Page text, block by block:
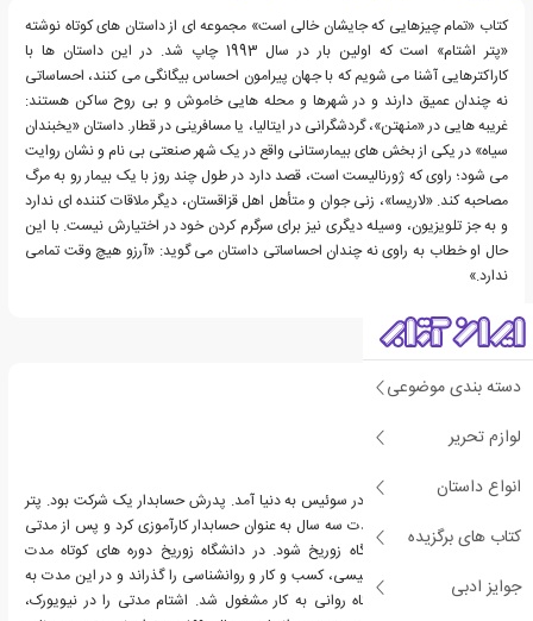
دسته بندی موضوعی
لوازم تحریر
انواع داستان
کتاب های برگزیده
جوایز ادبی
کتاب «تمام چیزهایی که جایشان خالی است» مجموعه ای از داستان های کوتاه نوشته
«پتر اشتام» است که اولین بار در سال 1993 چاپ شد. در این داستان ها با
کاراکترهایی آشنا می شویم که با جهان پیرامون احساس بیگانگی می کنند، احساساتی
نه چندان عمیق دارند و در شهرها و محله هایی خاموش و بی روح ساکن هستند:
غریبه هایی در «منهتن»، گردشگرانی در ایتالیا، یا مسافرینی در قطار. داستان «یخبندان
سیاه» در یکی از بخش های بیمارستانی واقع در یک شهر صنعتی بی نام و نشان روایت
می شود؛ راوی که ژورنالیست است، قصد دارد در طول چند روز با یک بیمار رو به مرگ
مصاحبه کند. «لاریسا»، زنی جوان و متأهل اهل قزاقستان، دیگر ملاقات کننده ای ندارد
و به جز تلویزیون، وسیله دیگری نیز برای سرگرم کردن خود در اختیارش نیست. با این
حال او خطاب به راوی نه چندان احساساتی داستان می گوید: «آرزو هیچ وقت تمامی
ندارد.»
درباره پتر اشتام
پیتر اشتام در سال ۱۹۶۳ در سوئیس به دنیا آمد. پدرش حسابدار یک شرکت بود. پتر
پس از پایان دبیرستان مدت سه سال به عنوان حسابدار کارآموزی کرد و پس از مدتی
تصمیم گرفت وارد دانشگاه زوریخ شود. در دانشگاه زوریخ دوره های کوتاه مدت
مختلفی چون ادبیات انگلیسی، کسب و کار و روانشناسی را گذراند و در این مدت به
عنوان کارآموز در آسایشگاه روانی به کار مشغول شد. اشتام مدتی را در نیویورک،